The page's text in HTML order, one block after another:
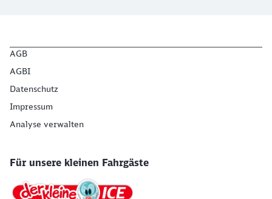
AGB
AGBI
Datenschutz
Impressum
Analyse verwalten
Für unsere kleinen Fahrgäste